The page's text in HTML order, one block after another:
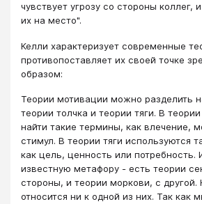
чувствует угрозу со стороны коллег,
их на место".
Келли характеризует современные
противопоставляет их своей точке
образом:
Теории мотивации можно разделить
теории толчка и теории тяги. В
найти такие термины, как влечение,
стимул. В теории тяги используются
как цель, ценность или потребность.
известную метафору - есть теории
стороны, и теории моркови, с
относится ни к одной из них. Так как